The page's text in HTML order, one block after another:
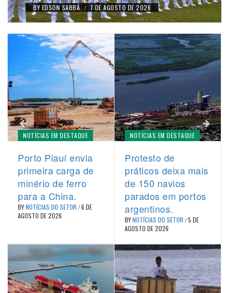
BY EDSON SABBÁ / 7 DE AGOSTO DE 2026
NOTÍCIAS EM DESTAQUE
Porto Piauí envia
primeira carga de
minério de ferro
para a China.
BYNOTÍCIAS DO SETOR /6 DE
AGOSTO DE 2026
NOTÍCIAS EM DESTAQUE
Protesto de
práticos deixa mais
de 150 navios
parados em portos
argentinos.
BYNOTÍCIAS DO SETOR /5 DE
AGOSTO DE 2026